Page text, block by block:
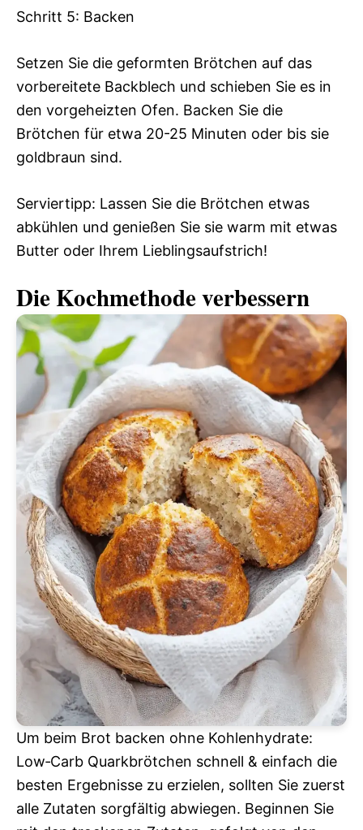
Schritt 5: Backen
Setzen Sie die geformten Brötchen auf das
vorbereitete Backblech und schieben Sie es in
den vorgeheizten Ofen. Backen Sie die
Brötchen für etwa 20-25 Minuten oder bis sie
goldbraun sind.
Serviertipp: Lassen Sie die Brötchen etwas
abkühlen und genießen Sie sie warm mit etwas
Butter oder Ihrem Lieblingsaufstrich!
Die Kochmethode verbessern
Um beim Brot backen ohne Kohlenhydrate:
Low‑Carb Quarkbrötchen schnell & einfach die
besten Ergebnisse zu erzielen, sollten Sie zuerst
alle Zutaten sorgfältig abwiegen. Beginnen Sie